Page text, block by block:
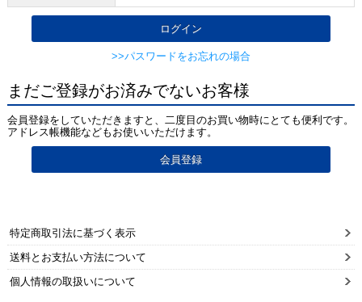
>>パスワードをお忘れの場合
まだご登録がお済みでないお客様
会員登録をしていただきますと、二度目のお買い物時にとても便利です。
アドレス帳機能などもお使いいただけます。
特定商取引法に基づく表示
送料とお支払い方法について
個人情報の取扱いについて